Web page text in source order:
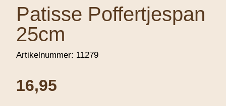
Patisse Poffertjespan
25cm
Artikelnummer: 11279
16,95